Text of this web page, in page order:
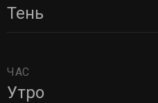
Тень
ЧАС
Утро